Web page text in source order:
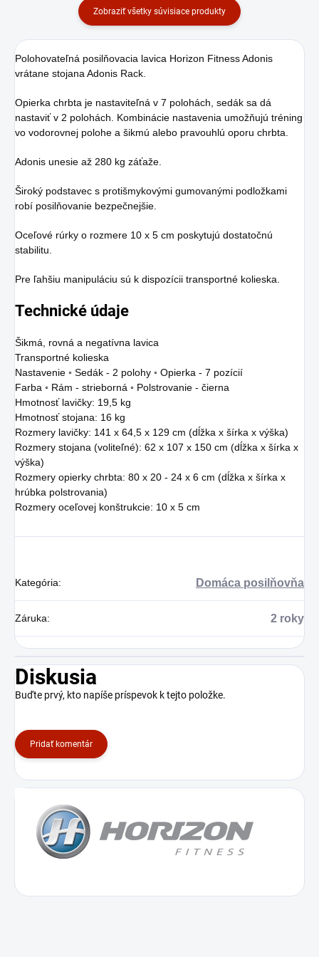
Zobraziť všetky súvisiace produkty
Polohovateľná posilňovacia lavica Horizon Fitness Adonis
vrátane stojana Adonis Rack.
Opierka chrbta je nastaviteľná v 7 polohách, sedák sa dá
nastaviť v 2 polohách. Kombinácie nastavenia umožňujú tréning
vo vodorovnej polohe a šikmú alebo pravouhlú oporu chrbta.
Adonis unesie až 280 kg záťaže.
Široký podstavec s protišmykovými gumovanými podložkami
robí posilňovanie bezpečnejšie.
Oceľové rúrky o rozmere 10 x 5 cm poskytujú dostatočnú
stabilitu.
Pre ľahšiu manipuláciu sú k dispozícii transportné kolieska.
Technické údaje
Šikmá, rovná a negatívna lavica
Transportné kolieska
Nastavenie ◦ Sedák - 2 polohy ◦ Opierka - 7 pozícií
Farba ◦ Rám - strieborná ◦ Polstrovanie - čierna
Hmotnosť lavičky: 19,5 kg
Hmotnosť stojana: 16 kg
Rozmery lavičky: 141 x 64,5 x 129 cm (dĺžka x šírka x výška)
Rozmery stojana (voliteľné): 62 x 107 x 150 cm (dĺžka x šírka x
výška)
Rozmery opierky chrbta: 80 x 20 - 24 x 6 cm (dĺžka x šírka x
hrúbka polstrovania)
Rozmery oceľovej konštrukcie: 10 x 5 cm
Kategória: Domáca posilňovňa
Záruka: 2 roky
Diskusia
Buďte prvý, kto napíše príspevok k tejto položke.
Pridať komentár